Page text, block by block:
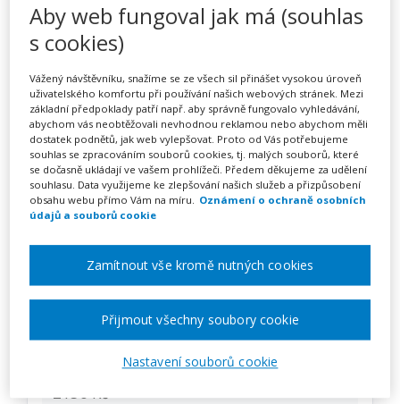
Efektivní komunikace s
rodiči asertivní kooperativní
metodou win-win
PořádáZřetel, s.r.o.
09. 02. 2027
MÍSTO
Jihočeský
2150 Kč
Aby web fungoval jak má (souhlas
s cookies)
Vážený návštěvníku, snažíme se ze všech sil přinášet vysokou úroveň
uživatelského komfortu při používání našich webových stránek. Mezi
základní předpoklady patří např. aby správně fungovalo vyhledávání,
abychom vás neobtěžovali nevhodnou reklamou nebo abychom měli
dostatek podnětů, jak web vylepšovat. Proto od Vás potřebujeme
souhlas se zpracováním souborů cookies, tj. malých souborů, které
se dočasně ukládají ve vašem prohlížeči. Předem děkujeme za udělení
souhlasu. Data využijeme ke zlepšování našich služeb a přizpůsobení
obsahu webu přímo Vám na míru. Oznámení o ochraně osobních
údajů a souborů cookie
Nastavení souborů cookie
Zamítnout vše kromě nutných cookies
Přijmout všechny soubory cookie